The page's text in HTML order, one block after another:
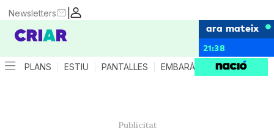
|
Newsletters
ara mateix
21:38
PLANS ESTIU PANTALLES EMBARÀS CRIANÇA